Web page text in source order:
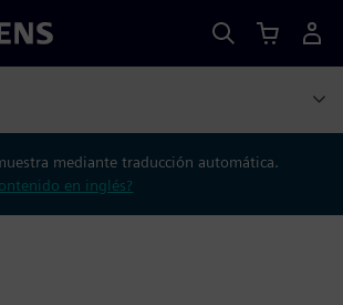
mediante traducción automática.
en inglés?